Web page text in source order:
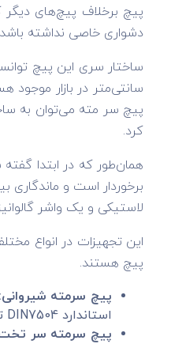
پیچ برخلاف پیچ‌های
دشواری خاصی نداشته
پیچ سر مته می‌توان به
کرد.
همان‌طور که در ابتدا
برخوردار است و
لاستیکی و یک واشر
پیچ هستند.
پیچ سرمته شیروانی:
استاندارد DIN7504 تولید می‌شود و کیفیت بالایی دارد. استفاده از این پیچ در زمینه ساخت کانکس و سوله نیز کاربرد دارد.
پیچ سرمته سر